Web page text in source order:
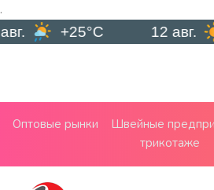
.
+25°C 12 авг.
Оптовые рынки Швейные
трикотаже